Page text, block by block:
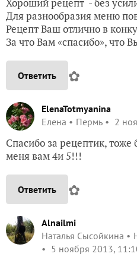
Для разнообразия меню
Рецепт Ваш отлично в
За что Вам «спасибо», что
Ответить ✿
ElenaTotmyanina
Елена
Пермь 2
Спасибо за рецептик,
меня вам 4и 5!!!
Ответить ✿
Alnailmi
Наталья Сысойкина
5 ноября 2013,